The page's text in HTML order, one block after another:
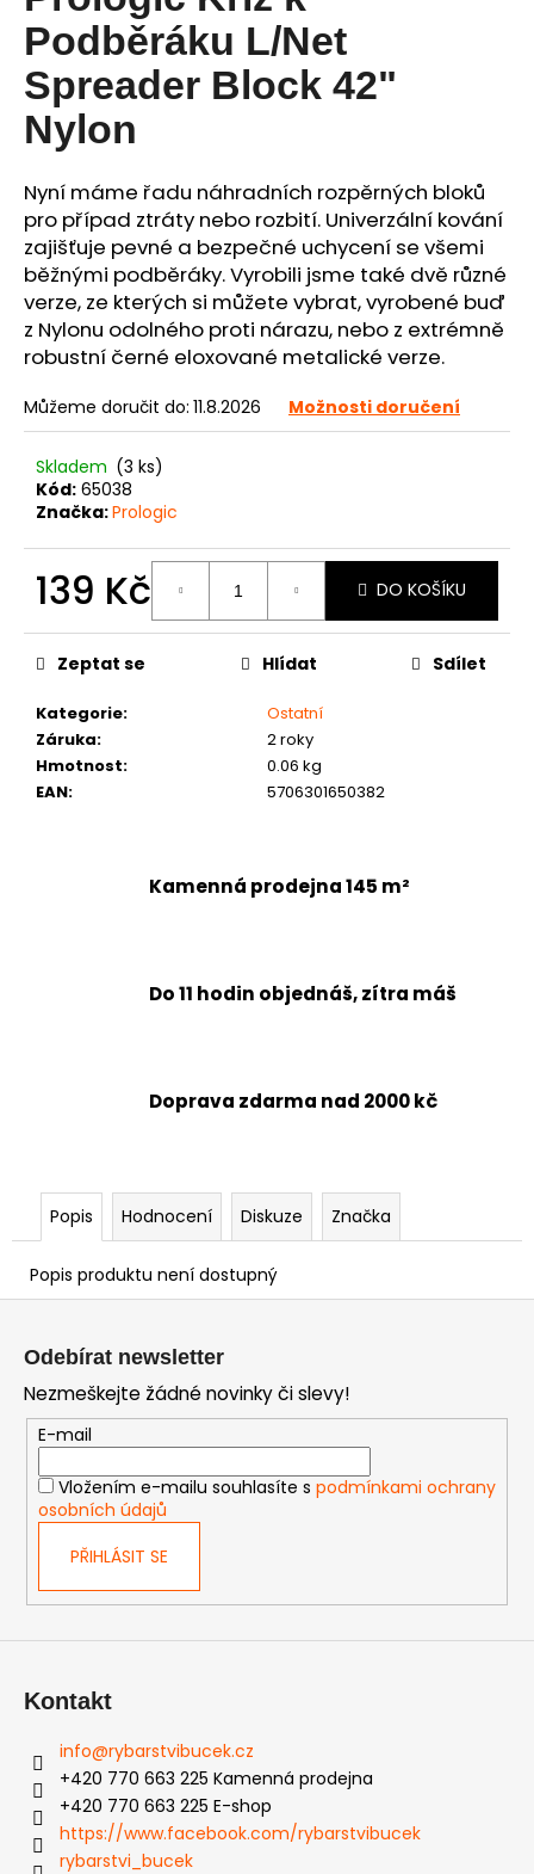
0,0
5
hvězdiček.
Podběráku L/Net
Spreader Block 42"
Nylon
Nyní máme řadu náhradních rozpěrných bloků
pro případ ztráty nebo rozbití. Univerzální kování
zajišťuje pevné a bezpečné uchycení se všemi
běžnými podběráky.Vyrobili jsme také dvě různé
verze, ze kterých si můžete vybrat, vyrobené buď
z Nylonu odolného proti nárazu, nebo z extrémně
robustní černé eloxované metalické verze.
Můžeme doručit do: 11.8.2026 Možnosti doručení
Skladem (3 ks)
Kód: 65038
Značka:Prologic
139 Kč
cena:
DO KOŠÍKU
Kategorie:
Ostatní
Záruka:
2 roky
Hmotnost:
0.06 kg
EAN: 5706301650382
Zeptat se Hlídat Sdílet
Kamenná prodejna 145 m²
Do 11 hodin objednáš, zítra máš
Doprava zdarma nad 2000 kč
Popis Hodnocení Diskuze Značka
Popis produktu není dostupný
a
j
í
t
?
HLEDAT
o
p
o
u
Odebírat newsletter
Nezmeškejte žádné novinky či slevy!
E-mail
Vložením e-mailu souhlasíte s podmínkami ochrany
osobních údajů
PŘIHLÁSIT SE
Kontakt
info@rybarstvibucek.cz
+420 770 663 225 Kamenná prodejna
+420 770 663 225 E-shop
https://www.facebook.com/rybarstvibucek
rybarstvi_bucek